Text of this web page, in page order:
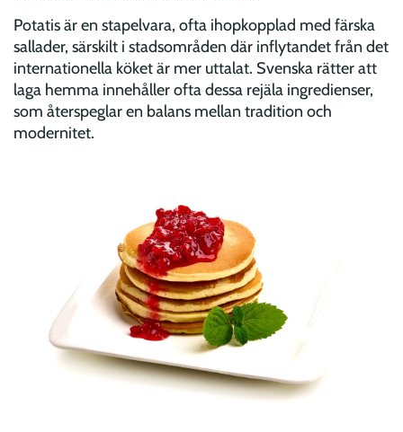
Potatis är en stapelvara, ofta ihopkopplad med färska
sallader, särskilt i stadsområden där inflytandet från det
internationella köket är mer uttalat. Svenska rätter att
laga hemma innehåller ofta dessa rejäla ingredienser,
som återspeglar en balans mellan tradition och
modernitet.